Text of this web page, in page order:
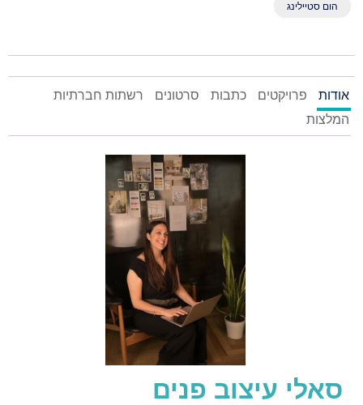
הום סטיילינג
אודות פרויקטים כתבות סרטונים
רשתות חברתיות
המלצות
סאלי עיצוב פנים